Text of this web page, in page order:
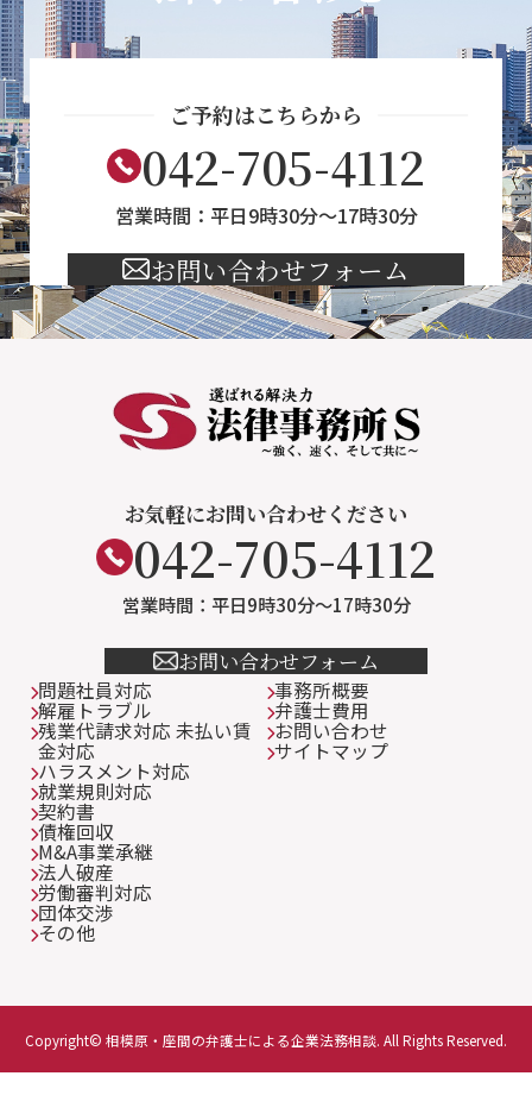
ご予約はこちらから
042-705-4112
営業時間：平日9時30分～17時30分
お問い合わせフォーム
お気軽にお問い合わせください
042-705-4112
営業時間：平日9時30分～17時30分
お問い合わせフォーム
問題社員対応
解雇トラブル
残業代請求対応 未払い賃
金対応
ハラスメント対応
就業規則対応
契約書
債権回収
M&A事業承継
法人破産
労働審判対応
団体交渉
その他
事務所概要
弁護士費用
お問い合わせ
サイトマップ
Copyright© 相模原・座間の弁護士による企業法務相談. All Rights Reserved.